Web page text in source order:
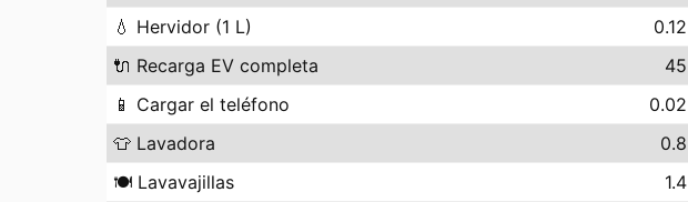
💧 Hervidor (1 L) 0.12
🔌 Recarga EV completa 45
📱 Cargar el teléfono 0.02
👕 Lavadora 0.8
🍽️ Lavavajillas 1.4